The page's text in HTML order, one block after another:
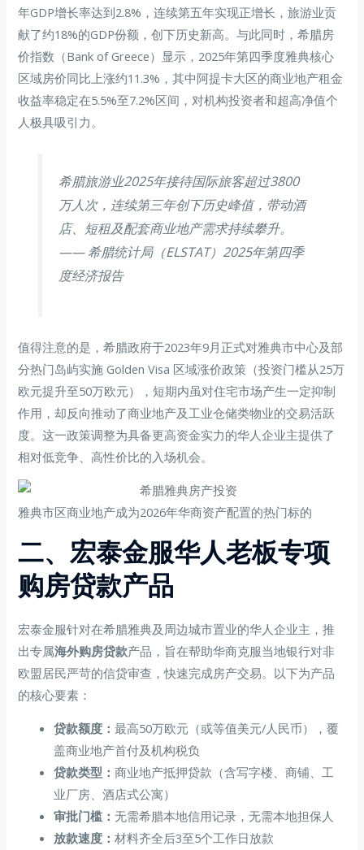
年GDP增长率达到2.8%，连续第五年实现正增长，旅游业贡
献了约18%的GDP份额，创下历史新高。与此同时，希腊房
价指数（Bank of Greece）显示，2025年第四季度雅典核心
区域房价同比上涨约11.3%，其中阿提卡大区的商业地产租金
收益率稳定在5.5%至7.2%区间，对机构投资者和超高净值个
人极具吸引力。
希腊旅游业2025年接待国际旅客超过3800
万人次，连续第三年创下历史峰值，带动酒
店、短租及配套商业地产需求持续攀升。
—— 希腊统计局（ELSTAT）2025年第四季
度经济报告
值得注意的是，希腊政府于2023年9月正式对雅典市中心及部
分热门岛屿实施 Golden Visa 区域涨价政策（投资门槛从25万
欧元提升至50万欧元），短期内虽对住宅市场产生一定抑制
作用，却反向推动了商业地产及工业仓储类物业的交易活跃
度。这一政策调整为具备更高资金实力的华人企业主提供了
相对低竞争、高性价比的入场机会。
雅典市区商业地产成为2026年华商资产配置的热门标的
二、宏泰金服华人老板专项
购房贷款产品
宏泰金服针对在希腊雅典及周边城市置业的华人企业主，推
出专属海外购房贷款产品，旨在帮助华商克服当地银行对非
欧盟居民严苛的信贷审查，快速完成房产交易。以下为产品
的核心要素：
贷款额度：最高50万欧元（或等值美元/人民币），覆
盖商业地产首付及机构税负
贷款类型：商业地产抵押贷款（含写字楼、商铺、工
业厂房、酒店式公寓）
审批门槛：无需希腊本地信用记录，无需本地担保人
放款速度：材料齐全后3至5个工作日放款